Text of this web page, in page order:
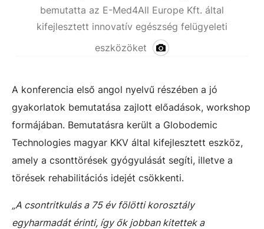
bemutatta az E-Med4All Europe Kft. által
kifejlesztett innovatív egészség felügyeleti
eszközöket
A konferencia első angol nyelvű részében a jó
gyakorlatok bemutatása zajlott előadások, workshop
formájában. Bemutatásra került a Globodemic
Technologies magyar KKV által kifejlesztett eszköz,
amely a csonttörések gyógyulását segíti, illetve a
törések rehabilitációs idejét csökkenti.
„A csontritkulás a 75 év fölötti korosztály
egyharmadát érinti, így ők jobban kitettek a